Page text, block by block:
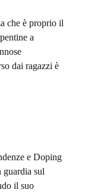
che è proprio il
a
dai ragazzi è
e Doping
guardia sul
il suo